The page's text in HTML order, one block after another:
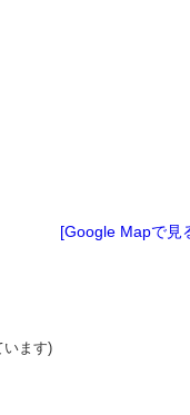
[Google Mapで見
います)